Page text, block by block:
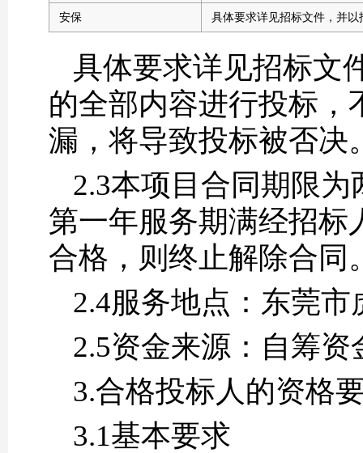
安保 具体要求详见招标文件，并
具体要求详见招标文
的全部内容进行投标，
漏，将导致投标被否决
2.3本项目合同期限为
第一年服务期满经招标
合格，则终止解除合同
2.4服务地点：东莞
2.5资金来源：自筹资
3.合格投标人的资格
3.1基本要求